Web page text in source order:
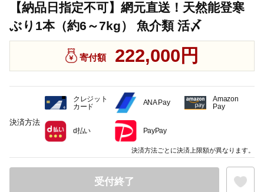
【納品日指定不可】網元直送！天然能登寒
ぶり1本（約6～7kg） 魚介類 活〆
寄付額 222,000円
受付終了
決済方法
クレジット
カード
ANA Pay
Amazon
Pay
d払い PayPay
決済方法ごとに決済上限額が異なります。